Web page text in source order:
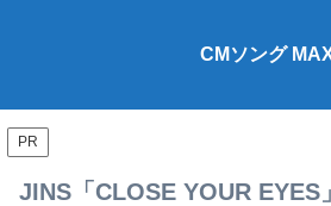
CMソング
PR
JINS「CLOSE YOUR EYES